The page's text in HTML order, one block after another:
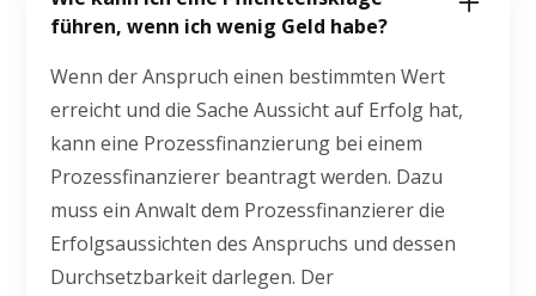
führen, wenn ich wenig Geld habe?
Wenn der Anspruch einen bestimmten Wert
erreicht und die Sache Aussicht auf Erfolg hat,
kann eine Prozessfinanzierung bei einem
Prozessfinanzierer beantragt werden. Dazu
muss ein Anwalt dem Prozessfinanzierer die
Erfolgsaussichten des Anspruchs und dessen
Durchsetzbarkeit darlegen. Der